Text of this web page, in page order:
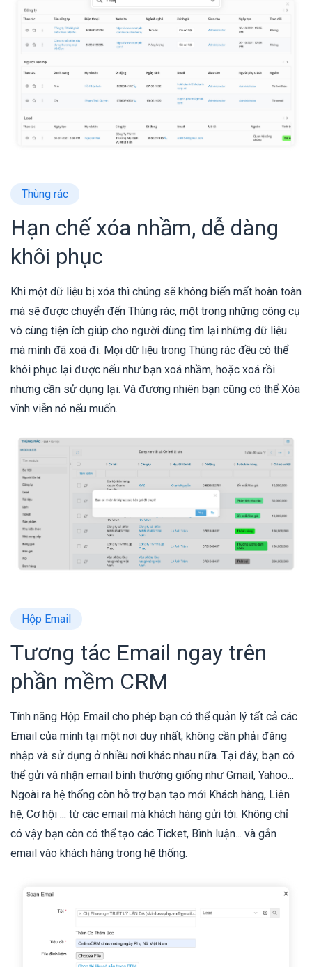
Thùng rác
Hạn chế xóa nhầm, dễ dàng
khôi phục
Khi một dữ liệu bị xóa thì chúng sẽ không biến mất hoàn toàn
mà sẽ được chuyển đến Thùng rác, một trong những công cụ
vô cùng tiện ích giúp cho người dùng tìm lại những dữ liệu
mà mình đã xoá đi. Mọi dữ liệu trong Thùng rác đều có thể
khôi phục lại được nếu như bạn xoá nhầm, hoặc xoá rồi
nhưng cần sử dụng lại. Và đương nhiên bạn cũng có thể Xóa
vĩnh viễn nó nếu muốn.
Hộp Email
Tương tác Email ngay trên
phần mềm CRM
Tính năng Hộp Email cho phép bạn có thể quản lý tất cả các
Email của mình tại một nơi duy nhất, không cần phải đăng
nhập và sử dụng ở nhiều nơi khác nhau nữa. Tại đây, bạn có
thể gửi và nhận email bình thường giống như Gmail, Yahoo...
Ngoài ra hệ thống còn hỗ trợ bạn tạo mới Khách hàng, Liên
hệ, Cơ hội ... từ các email mà khách hàng gửi tới. Không chỉ
có vậy bạn còn có thể tạo các Ticket, Bình luận... và gắn
email vào khách hàng trong hệ thống.